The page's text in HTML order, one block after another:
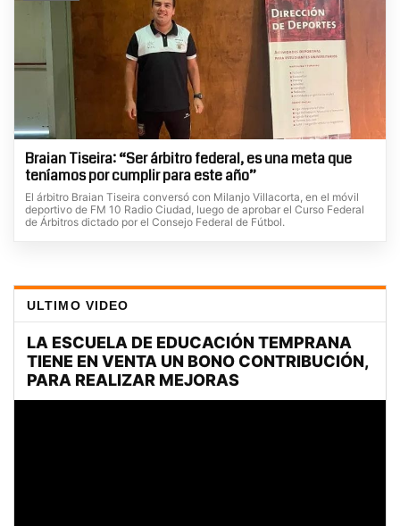
Braian Tiseira: “Ser árbitro federal, es una meta que
teníamos por cumplir para este año”
El árbitro Braian Tiseira conversó con Milanjo Villacorta, en el móvil
deportivo de FM 10 Radio Ciudad, luego de aprobar el Curso Federal
de Árbitros dictado por el Consejo Federal de Fútbol.
ULTIMO VIDEO